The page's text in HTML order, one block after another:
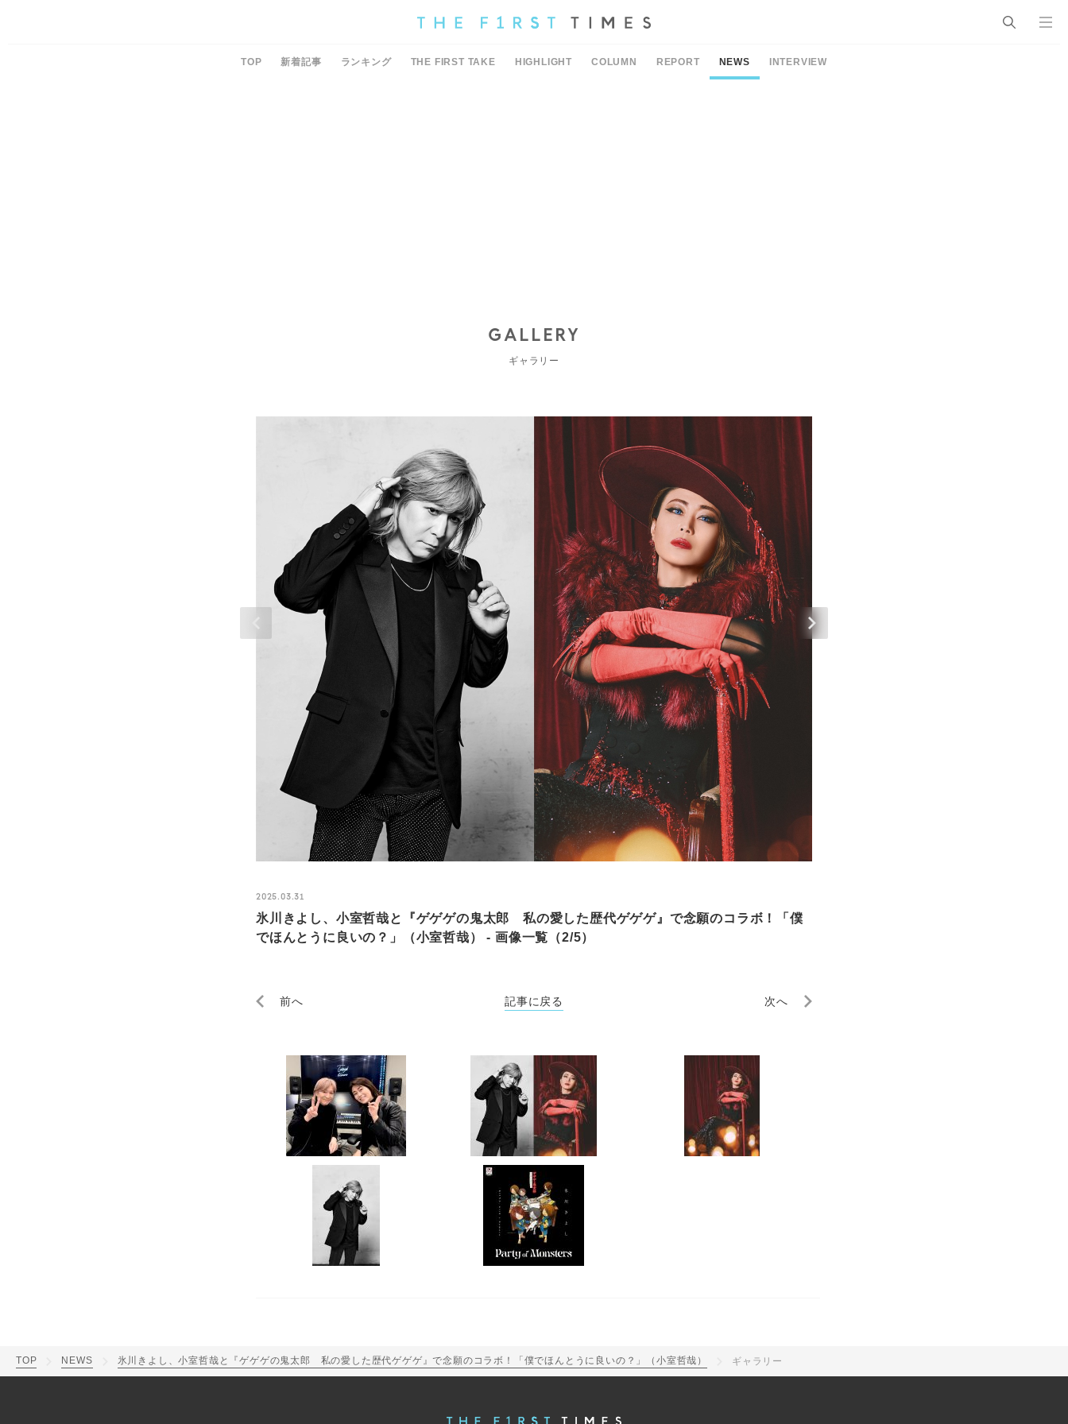
TOP 新着記事 ランキング THE FIRST TAKE HIGHLIGHT COLUMN REPORT NEWS INTERVIEW
GALLERY
ギャラリー
2025.03.31
氷川きよし、小室哲哉と『ゲゲゲの鬼太郎 私の愛した歴代ゲゲゲ』で念願のコラボ！「僕
でほんとうに良いの？」（小室哲哉） - 画像一覧（2/5）
前へ 記事に戻る 次へ
TOP NEWS 氷川きよし、小室哲哉と『ゲゲゲの鬼太郎 私の愛した歴代ゲゲゲ』で念願のコラボ！「僕でほんとうに良いの？」（小室哲哉） ギャラリー